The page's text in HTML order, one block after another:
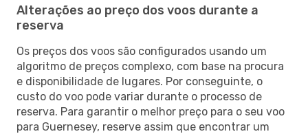
Alterações ao preço dos voos durante a
reserva
Os preços dos voos são configurados usando um
algoritmo de preços complexo, com base na procura
e disponibilidade de lugares. Por conseguinte, o
custo do voo pode variar durante o processo de
reserva. Para garantir o melhor preço para o seu voo
para Guernesey, reserve assim que encontrar um